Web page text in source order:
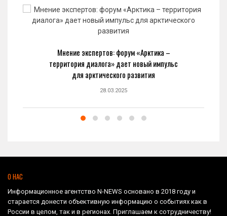
Мнение экспертов: форум «Арктика –
территория диалога» дает новый импульс
для арктического развития
28.03.2025
О НАС
Информационное агентство N-NEWS основано в 2018 году и
старается донести объективную информацию о событиях как в
России в целом, так и в регионах. Приглашаем к сотрудничеству!